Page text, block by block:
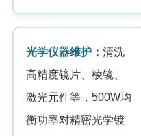
光学仪器维护： 清洗
高精度镜片、棱镜、
激光元件等，500W均
衡功率对精密光学镀